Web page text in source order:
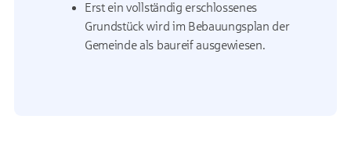
Erst ein vollständig erschlossenes
Grundstück wird im Bebauungsplan der
Gemeinde als baureif ausgewiesen.